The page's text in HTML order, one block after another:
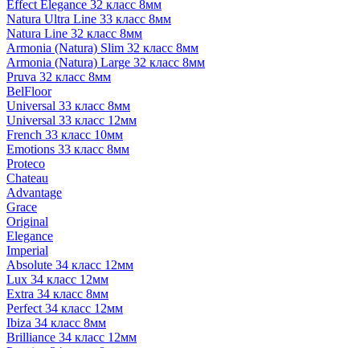
Effect Elegance 32 класс 8мм
Natura Ultra Line 33 класс 8мм
Natura Line 32 класс 8мм
Armonia (Natura) Slim 32 класс 8мм
Armonia (Natura) Large 32 класс 8мм
Pruva 32 класс 8мм
BelFloor
Universal 33 класс 8мм
Universal 33 класс 12мм
French 33 класс 10мм
Emotions 33 класс 8мм
Proteco
Chateau
Advantage
Grace
Original
Elegance
Imperial
Absolute 34 класс 12мм
Lux 34 класс 12мм
Extra 34 класс 8мм
Perfect 34 класс 12мм
Ibiza 34 класс 8мм
Brilliance 34 класс 12мм